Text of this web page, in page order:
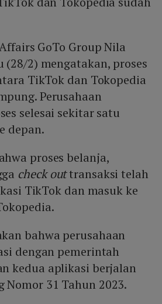
GoTo Group Nila
(28/2) mengatakan, proses
TikTok dan Tokopedia
Perusahaan
selesai sekitar satu
depan.
proses belanja,
check outtransaksi telah
TikTok dan masuk ke
bahwa perusahaan
dengan pemerintah
kedua aplikasi berjalan
Nomor 31 Tahun 2023.